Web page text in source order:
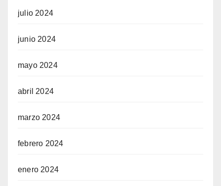
julio 2024
junio 2024
mayo 2024
abril 2024
marzo 2024
febrero 2024
enero 2024